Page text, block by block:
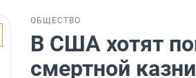
ОБЩЕСТВО
В США хотят
смертной казни